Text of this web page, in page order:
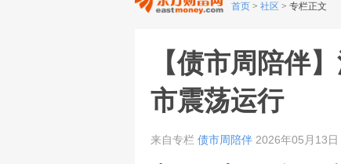
首页 > 社区 > 专栏正文
【债市周陪伴
市震荡运行
来自专栏 债市周陪伴 2026年05月13